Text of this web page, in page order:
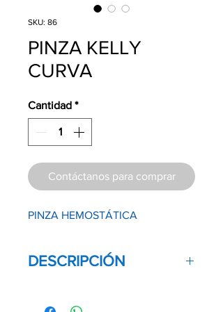
SKU: 86
PINZA KELLY
CURVA
Cantidad *
Contáctanos para comprar
PINZA HEMOSTÁTICA
DESCRIPCIÓN